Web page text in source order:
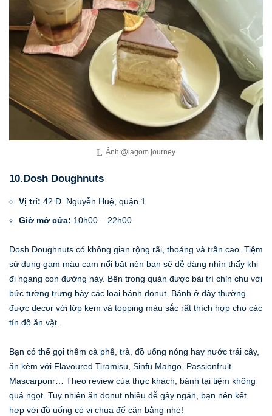
Ảnh:@lagom.journey
10.Dosh Doughnuts
Vị trí: 42 Đ. Nguyễn Huệ, quận 1
Giờ mở cửa: 10h00 – 22h00
Dosh Doughnuts có không gian rộng rãi, thoáng và trần cao. Tiệm
sử dụng gam màu cam nổi bật nên bạn sẽ dễ dàng nhìn thấy khi
đi ngang con đường này. Bên trong quán được bài trí chỉn chu với
bức tường trưng bày các loại bánh donut. Bánh ở đây thường
được decor với lớp kem và topping màu sắc rất thích hợp cho các
tín đồ ăn vặt.
Bạn có thể gọi thêm cà phê, trà, đồ uống nóng hay nước trái cây,
ăn kèm với Flavoured Tiramisu, Sinfu Mango, Passionfruit
Mascarponr… Theo review của thực khách, bánh tại tiệm không
quá ngọt. Tuy nhiên ăn donut nhiều dễ gây ngán, bạn nên kết
hợp với đồ uống có vị chua để cân bằng nhé!